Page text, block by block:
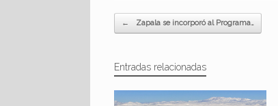
Navegador de artículos
← Zapala se incorporó al Programa…
Entradas relacionadas